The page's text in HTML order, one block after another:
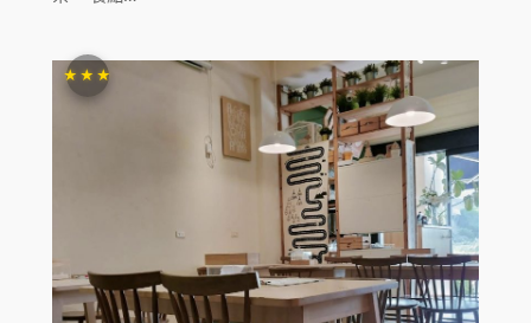
★★★